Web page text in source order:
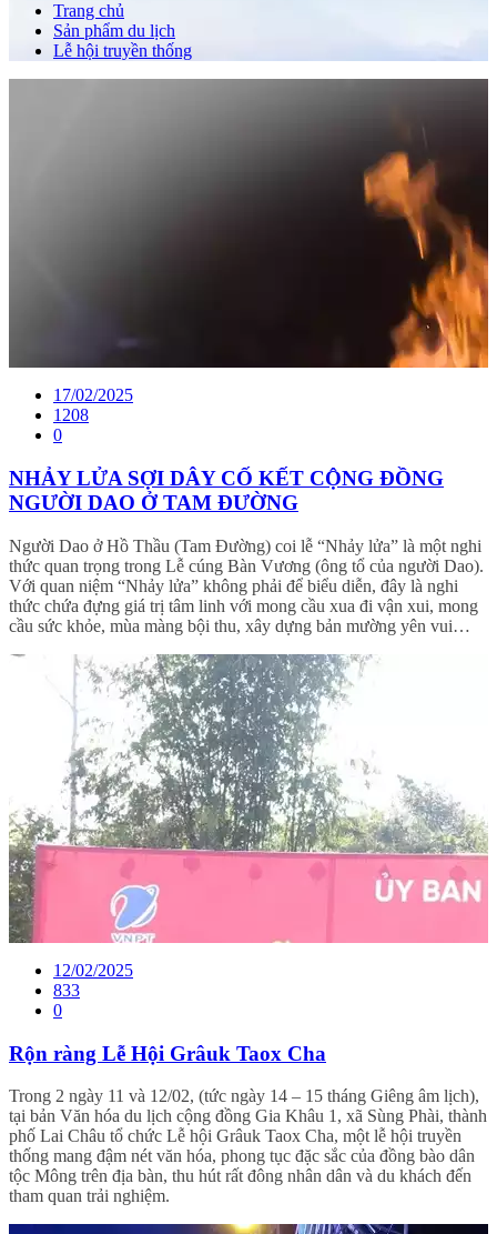
Trang chủ
Sản phẩm du lịch
Lễ hội truyền thống
17/02/2025
1208
0
NHẢY LỬA SỢI DÂY CỐ KẾT CỘNG ĐỒNG
NGƯỜI DAO Ở TAM ĐƯỜNG
Người Dao ở Hồ Thầu (Tam Đường) coi lễ “Nhảy lửa” là một nghi
thức quan trọng trong Lễ cúng Bàn Vương (ông tổ của người Dao).
Với quan niệm “Nhảy lửa” không phải để biểu diễn, đây là nghi
thức chứa đựng giá trị tâm linh với mong cầu xua đi vận xui, mong
cầu sức khỏe, mùa màng bội thu, xây dựng bản mường yên vui…
12/02/2025
833
0
Rộn ràng Lễ Hội Grâuk Taox Cha
Trong 2 ngày 11 và 12/02, (tức ngày 14 – 15 tháng Giêng âm lịch),
tại bản Văn hóa du lịch cộng đồng Gia Khâu 1, xã Sùng Phài, thành
phố Lai Châu tổ chức Lễ hội Grâuk Taox Cha, một lễ hội truyền
thống mang đậm nét văn hóa, phong tục đặc sắc của đồng bào dân
tộc Mông trên địa bàn, thu hút rất đông nhân dân và du khách đến
tham quan trải nghiệm.